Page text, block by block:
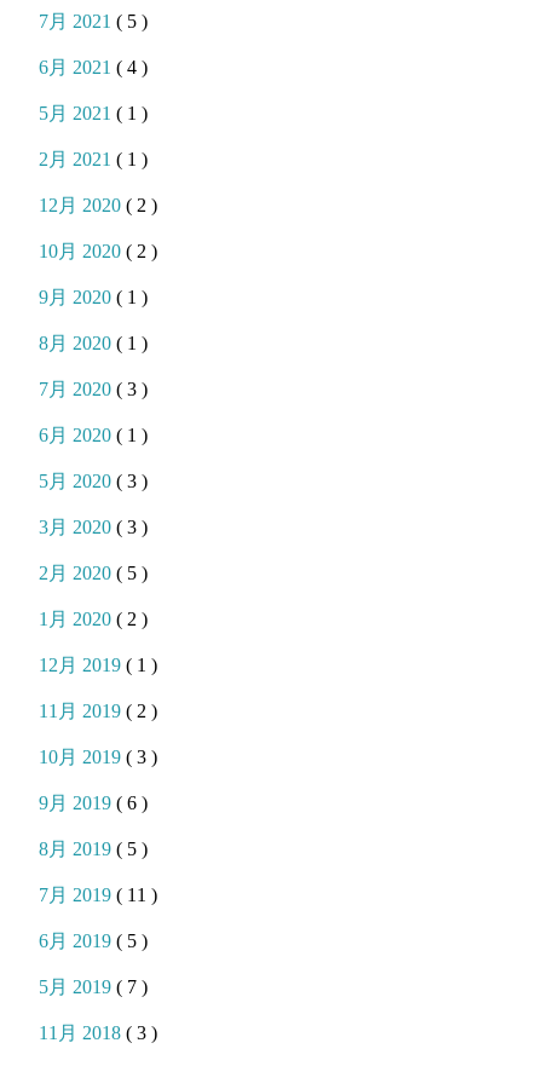
7月 2021( 5 )
6月 2021( 4 )
5月 2021( 1 )
2月 2021( 1 )
12月 2020( 2 )
10月 2020( 2 )
9月 2020( 1 )
8月 2020( 1 )
7月 2020( 3 )
6月 2020( 1 )
5月 2020( 3 )
3月 2020( 3 )
2月 2020( 5 )
1月 2020( 2 )
12月 2019( 1 )
11月 2019( 2 )
10月 2019( 3 )
9月 2019( 6 )
8月 2019( 5 )
7月 2019( 11 )
6月 2019( 5 )
5月 2019( 7 )
11月 2018( 3 )